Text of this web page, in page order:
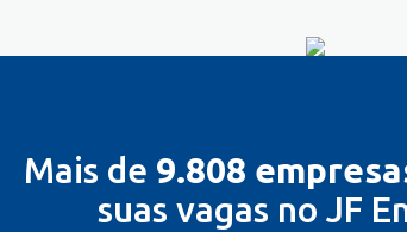
Mais de 9.808
suas vagas no JF